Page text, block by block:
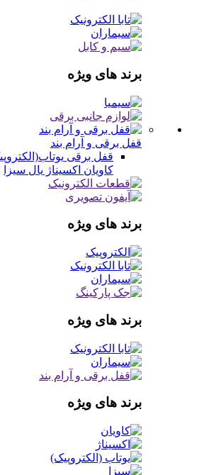
برند های ویژه
قفل برقی و آرام بند
قفل برقی
کاویان اکسیناژ یال سیزا
برند های ویژه
برند های ویژه
برند های ویژه